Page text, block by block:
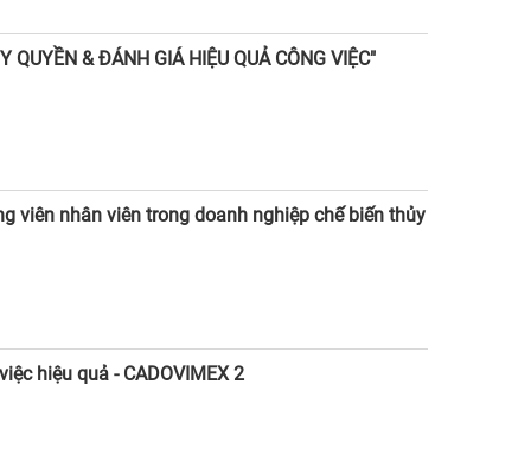
QUYỀN & ĐÁNH GIÁ HIỆU QUẢ CÔNG VIỆC"
viên nhân viên trong doanh nghiệp chế biến thủy
hiệu quả - CADOVIMEX 2